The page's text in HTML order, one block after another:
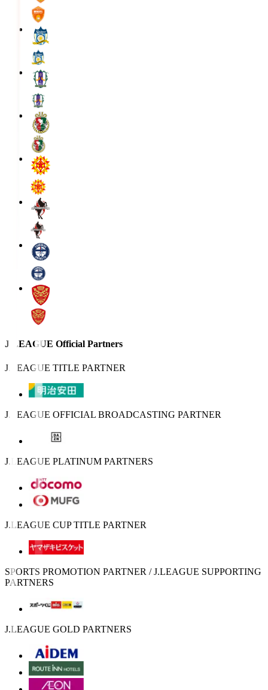
J.LEAGUE Official Partners
J.LEAGUE TITLE PARTNER
J.LEAGUE OFFICIAL BROADCASTING PARTNER
J.LEAGUE PLATINUM PARTNERS
J.LEAGUE CUP TITLE PARTNER
SPORTS PROMOTION PARTNER / J.LEAGUE SUPPORTING
PARTNERS
J.LEAGUE GOLD PARTNERS